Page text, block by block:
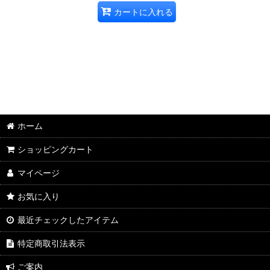
カートに入れる
ホーム
ショッピングカート
マイページ
お気に入り
最近チェックしたアイテム
特定商取引法表示
ご案内